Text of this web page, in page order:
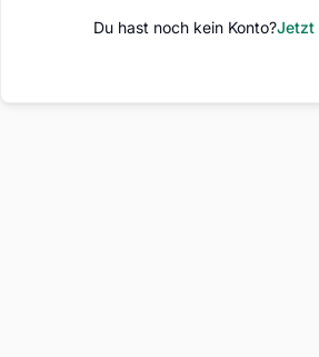
Du hast noch kein Konto?Jetzt